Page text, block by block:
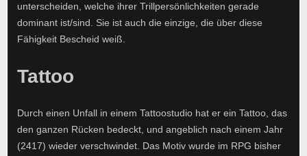
unterscheiden, welche ihrer Trillpersönlichkeiten gerade
dominant ist/sind. Sie ist auch die einzige, die über diese
Fähigkeit Bescheid weiß.
Tattoo
Durch einen Unfall in einem Tattoostudio hat er ein Tattoo, das
den ganzen Rücken bedeckt, und angeblich nach einem Jahr
(2417) wieder verschwindet. Das Motiv wurde im RPG bisher